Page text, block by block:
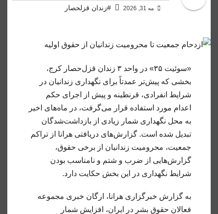
مه 31, 2026 #زندان قزلحصار
«سوئیت ۳۵» در واحد ۳ زندان قزل‌حصار کرج،
بخشی که پیش‌تر عمدتاً برای نگهداری زندانیان در
شرایط انفرادی، قرنطینه و پیش از اجرای حکم
اعدام مورد استفاده قرار می‌گرفت، در ماه‌های اخیر
به محل نگهداری شمار زیادی از بازداشت‌شدگان
تبدیل شده است. گزارش‌های دریافتی هرانا از تراکم
جمعیت، محرومیت زندانیان از برخی حقوق،
گزارش‌هایی از ضرب و شتم و نامناسب بودن
شرایط نگهداری در این بخش حکایت دارد.
به گزارش خبرگزاری هرانا، ارگان خبری مجموعه
فعالان حقوق بشر در ایران، افزایش شمار